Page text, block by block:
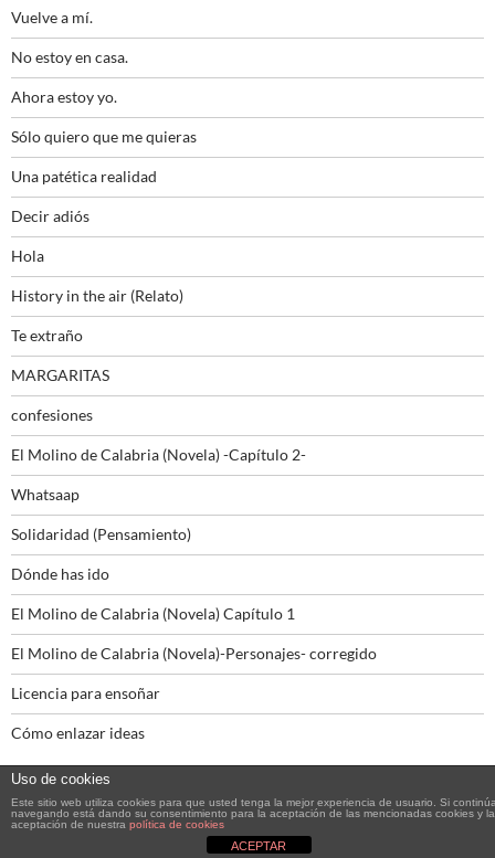
Vuelve a mí.
No estoy en casa.
Ahora estoy yo.
Sólo quiero que me quieras
Una patética realidad
Decir adiós
Hola
History in the air (Relato)
Te extraño
MARGARITAS
confesiones
El Molino de Calabria (Novela) -Capítulo 2-
Whatsaap
Solidaridad (Pensamiento)
Dónde has ido
El Molino de Calabria (Novela) Capítulo 1
El Molino de Calabria (Novela)-Personajes- corregido
Licencia para ensoñar
Cómo enlazar ideas
Funciona gracias a WordPress
Uso de cookies
Este sitio web utiliza cookies para que usted tenga la mejor experiencia de usuario. Si
navegando está dando su consentimiento para la aceptación de las mencionadas cookies y la
aceptación de nuestra política de cookies
ACEPTAR